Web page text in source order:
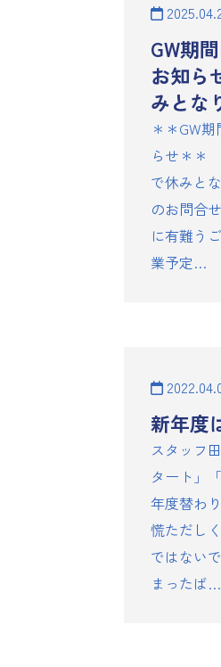
GW期
お知ら
みとな
＊＊GW
らせ＊
で休みと
のお問合
に有難う
業予定…
新年度
スタッフ
タート」
年度替わ
慌ただし
ではない
まったば…